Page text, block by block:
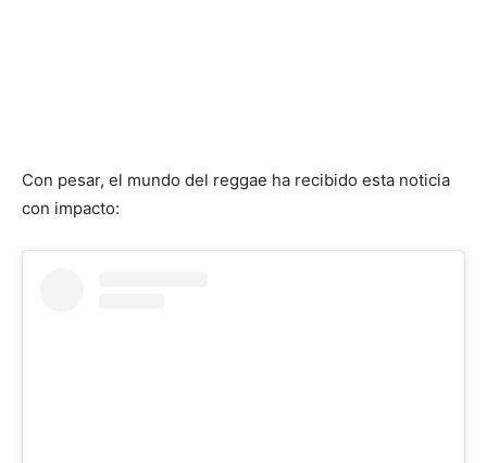
Con pesar, el mundo del reggae ha recibido esta noticia
con impacto: